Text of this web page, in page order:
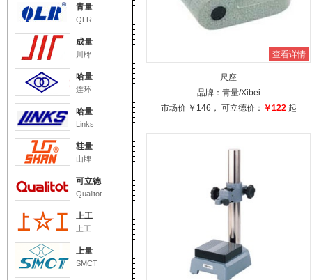
青量
QLR
成量
川牌
哈量
连环
哈量
Links
桂量
山牌
可立德
Qualitot
上工
上工
上量
SMCT
查看详情
尺座
品牌： 青量/Xibei
市场价 ￥146 ， 可立德价： ￥122起